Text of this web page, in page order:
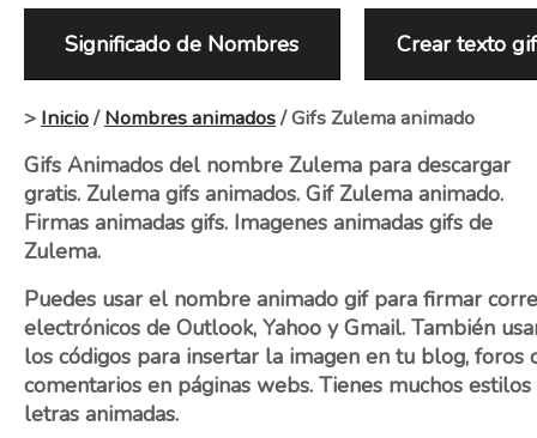
Significado de Nombres Crear texto gif
> Inicio/Nombres animados/ Gifs Zulema animado
Gifs Animados del nombre Zulema para descargar
gratis. Zulema gifs animados. Gif Zulema animado.
Firmas animadas gifs. Imagenes animadas gifs de
Zulema.
Puedes usar el nombre animado gif para firmar
electrónicos de Outlook, Yahoo y Gmail. También
los códigos para insertar la imagen en tu blog, foros
comentarios en páginas webs. Tienes muchos estilos
letras animadas.